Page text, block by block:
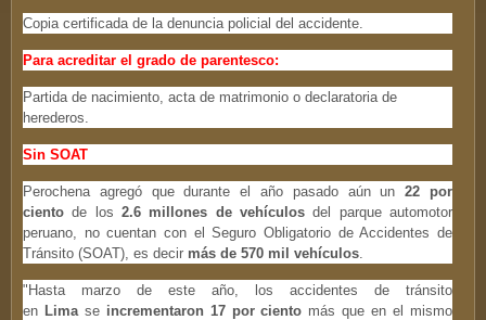
Copia certificada de la denuncia policial del accidente.
Para acreditar el grado de parentesco:
Partida de nacimiento, acta de matrimonio o declaratoria de
herederos.
Sin SOAT
Perochena agregó que durante el año pasado aún un22 por
ciento de los 2.6 millones de vehículosdel parque automotor
peruano, no cuentan con el Seguro Obligatorio de Accidentes de
Tránsito (SOAT), es decir más de 570 mil vehículos.
"Hasta marzo de este año, los accidentes de tránsito
en Limase incrementaron 17 por ciento más que en el mismo